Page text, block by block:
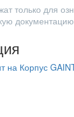
только для
на Корпус